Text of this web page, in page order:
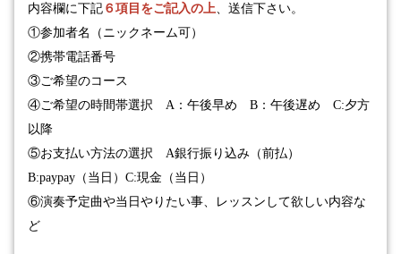
内容欄に下記 ６項目をご記入の上 、送信下さい。
①参加者名（ニックネーム可）
②携帯電話番号
③ご希望のコース
④ご希望の時間帯選択 A ：午後早め B ：午後遅め C:夕方
以降
⑤お支払い方法の選択 A銀行振り込み（前払）
B:paypay （当日） C:現金（当日）
⑥演奏予定曲や当日やりたい事、レッスンして欲しい内容な
ど